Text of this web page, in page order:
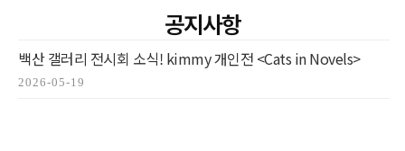
공지사항
백산 갤러리 전시회 소식! kimmy 개인전 <Cats in Novels>
2026-05-19